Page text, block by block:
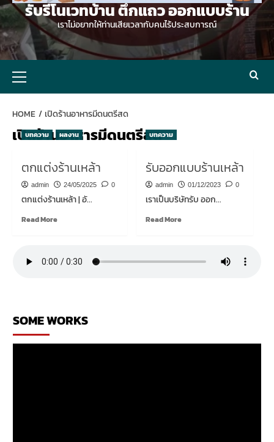
รับรีโนเวทบ้าน ตึกแถว ออกแบบร้าน
เราไม่อยากให้ท่านเสียเวลากับคนไร้ประสบการณ์
Menu
HOME เปิดร้านอาหารมีดนตรีสด
เปิดร้านอาหารมีดนตรีสด
บทความ ผลงาน
ตกแต่งร้านเหล้า
admin 24/05/2025 0
ตกแต่งร้านเหล้า | อั...
Read MoreRead
ร้าน
บทความ
รับออกแบบร้านเหล้า
admin 01/12/2023 0
เราเป็นบริษัทรับ ออก...
Read MoreRead
ออกแบบ
SOME WORKS